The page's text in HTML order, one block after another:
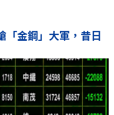
「金鋼」大軍，昔日